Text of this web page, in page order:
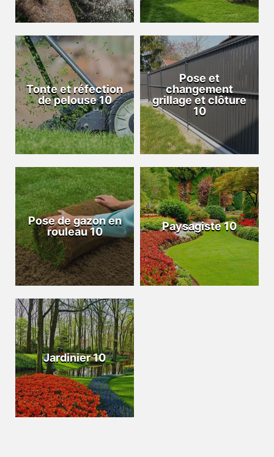
Tonte et réfection
de pelouse 10
Pose et
changement
grillage et clôture
10
Pose de gazon en
rouleau 10
Paysagiste 10
Jardinier 10